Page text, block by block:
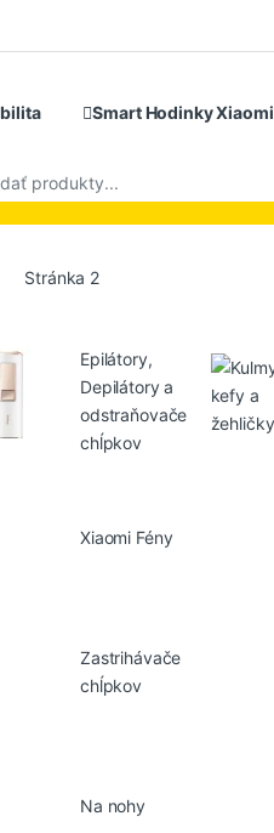
Smart Hodinky Xiaomi
search
Stránka 2
Epilátory,
Depilátory a
odstraňovače
chĺpkov
Xiaomi Fény
Zastrihávače
chĺpkov
Na nohy